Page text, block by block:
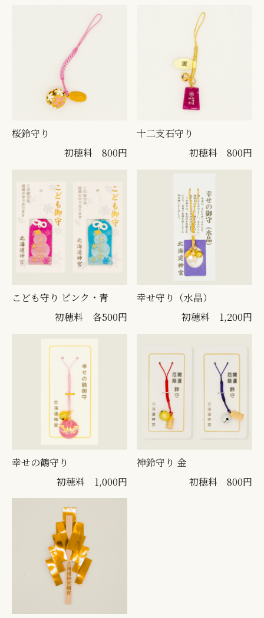
桜鈴守り
初穂料 800円
十二支石守り
初穂料 800円
こども守り ピンク・青
初穂料 各500円
幸せ守り（水晶）
初穂料 1,200円
幸せの鶴守り
初穂料 1,000円
神鈴守り 金
初穂料 800円